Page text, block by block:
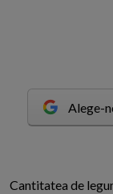
Alege-
Cantitatea de